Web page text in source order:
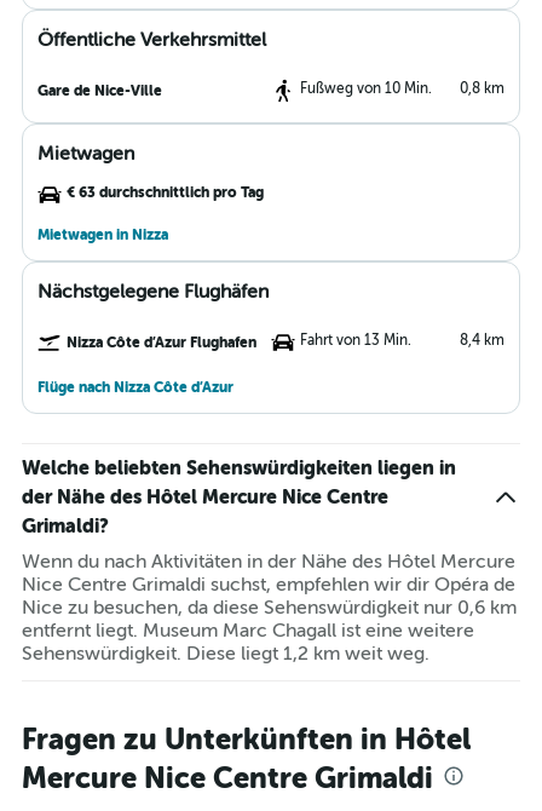
Öffentliche Verkehrsmittel
Gare de Nice-Ville Fußweg von 10 Min. 0,8 km
Mietwagen
€ 63 durchschnittlich pro Tag
Mietwagen in Nizza
Nächstgelegene Flughäfen
Nizza Côte d’Azur Flughafen Fahrt von 13 Min. 8,4 km
Flüge nach Nizza Côte d’Azur
Welche beliebten Sehenswürdigkeiten liegen in
der Nähe des Hôtel Mercure Nice Centre
Grimaldi?
Wenn du nach Aktivitäten in der Nähe des Hôtel Mercure
Nice Centre Grimaldi suchst, empfehlen wir dir Opéra de
Nice zu besuchen, da diese Sehenswürdigkeit nur 0,6 km
entfernt liegt. Museum Marc Chagall ist eine weitere
Sehenswürdigkeit. Diese liegt 1,2 km weit weg.
Fragen zu Unterkünften in Hôtel
Mercure Nice Centre Grimaldi